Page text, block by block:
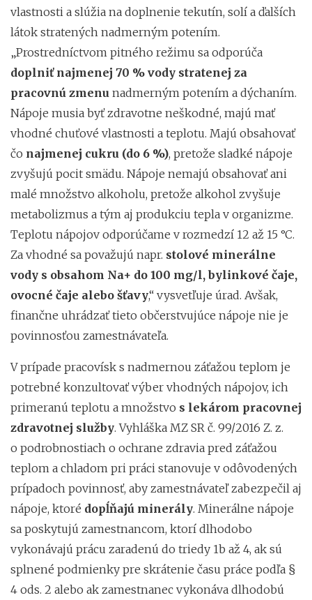
vlastnosti a slúžia na doplnenie tekutín, solí a ďalších
látok stratených nadmerným potením.
„Prostredníctvom pitného režimu sa odporúča
doplniť najmenej 70 % vody stratenej za
pracovnú zmenu nadmerným potením a dýchaním.
Nápoje musia byť zdravotne neškodné, majú mať
vhodné chuťové vlastnosti a teplotu. Majú obsahovať
čo najmenej cukru (do 6 %), pretože sladké nápoje
zvyšujú pocit smädu. Nápoje nemajú obsahovať ani
malé množstvo alkoholu, pretože alkohol zvyšuje
metabolizmus a tým aj produkciu tepla v organizme.
Teplotu nápojov odporúčame v rozmedzí 12 až 15 °C.
Za vhodné sa považujú napr. stolové minerálne
vody s obsahom Na+ do 100 mg/l, bylinkové čaje,
ovocné čaje alebo šťavy,“ vysvetľuje úrad. Avšak,
finančne uhrádzať tieto občerstvujúce nápoje nie je
povinnosťou zamestnávateľa.
V prípade pracovísk s nadmernou záťažou teplom je
potrebné konzultovať výber vhodných nápojov, ich
primeranú teplotu a množstvo s lekárom pracovnej
zdravotnej služby. Vyhláška MZ SR č. 99/2016 Z. z.
o podrobnostiach o ochrane zdravia pred záťažou
teplom a chladom pri práci stanovuje v odôvodených
prípadoch povinnosť, aby zamestnávateľ zabezpečil aj
nápoje, ktoré dopĺňajú minerály. Minerálne nápoje
sa poskytujú zamestnancom, ktorí dlhodobo
vykonávajú prácu zaradenú do triedy 1b až 4, ak sú
splnené podmienky pre skrátenie času práce podľa §
4 ods. 2 alebo ak zamestnanec vykonáva dlhodobú